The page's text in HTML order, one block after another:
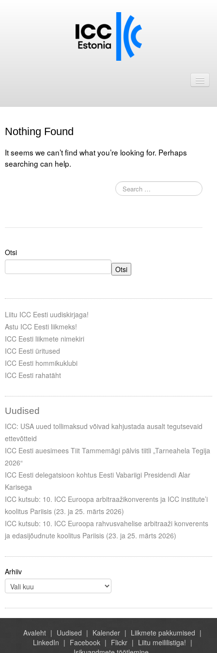
ICC Eesti liikmebaas
Liikmete pakkumised
Publikatsioonid
Arvamus
Viidad
ICC WBO
ICC komisjonid
Digiraamatukogu
Juhendid ja väljaanded
Kontakt
Liitu meililistiga
Oskusteave
Incoterms® 2020
Abimaterjalid
Projektid
Nothing Found
It seems we can’t find what you’re looking for. Perhaps
searching can help.
Otsi
Otsi
Liitu ICC Eesti uudiskirjaga!
Astu ICC Eesti liikmeks!
ICC Eesti liikmete nimekiri
ICC Eesti üritused
ICC Eesti hommikuklubi
ICC Eesti rahatäht
Uudised
ICC: USA uued tollimaksud võivad kahjustada ausalt tegutsevaid
ettevõtteid
ICC Eesti auesimees Tiit Tammemägi pälvis tiitli „Tarneahela Tegija
2026“
ICC Eesti delegatsioon kohtus Eesti Vabariigi Presidendi Alar
Karisega
ICC kutsub: 10. ICC Euroopa arbitraažikonverents ja ICC institute’i
koolitus Pariisis (23. ja 25. märts 2026)
ICC kutsub: 10. ICC Euroopa rahvusvahelise arbitraaži konverents
ja edasijõudnute koolitus Pariisis (23. ja 25. märts 2026)
Arhiiv
Avaleht Uudised Kalender
Liikmete pakkumised
LinkedIn
Facebook Flickr
Liitu meililistiga!